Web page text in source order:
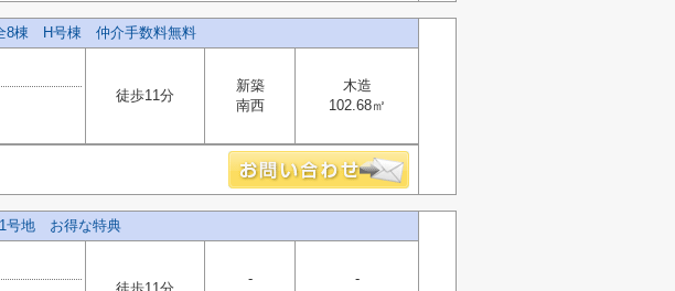
8棟 H号棟 仲介手数料無料
徒歩11分
新築
南西
木造
102.68㎡
地 お得な特典
-
-